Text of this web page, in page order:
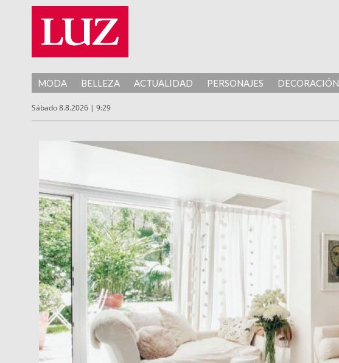
MODA BELLEZA ACTUALIDAD PERSONAJES DECORACIÓN
Sábado 8.8.2026 | 9:29